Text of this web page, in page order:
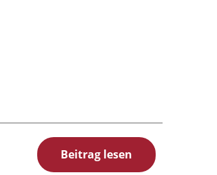
Beitrag lesen